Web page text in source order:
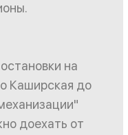
на
Каширская до
доехать от